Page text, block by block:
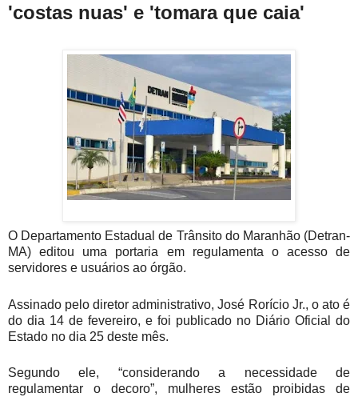
'costas nuas' e 'tomara que caia'
O Departamento Estadual de Trânsito do Maranhão (Detran-
MA) editou uma portaria em regulamenta o acesso de
servidores e usuários ao órgão.
Assinado pelo diretor administrativo, José Rorício Jr., o ato é
do dia 14 de fevereiro, e foi publicado no Diário Oficial do
Estado no dia 25 deste mês.
Segundo ele, “considerando a necessidade de
regulamentar o decoro”, mulheres estão proibidas de